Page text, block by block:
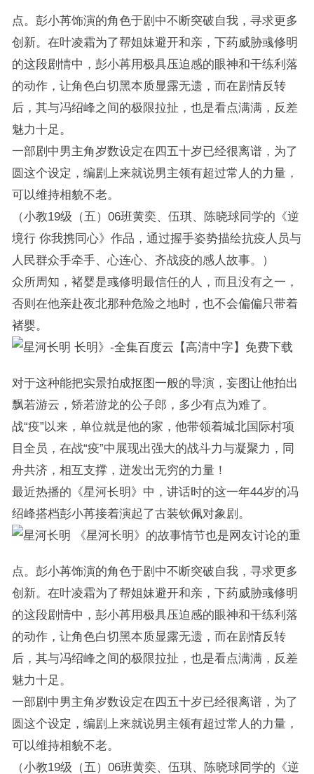
点。彭小苒饰演的角色于剧中不断突破自我，寻求更多
创新。在叶凌霜为了帮姐妹避开和亲，下药威胁彧修明
的这段剧情中，彭小苒用极具压迫感的眼神和干练利落
的动作，让角色白切黑本质显露无遗，而在剧情反转
后，其与冯绍峰之间的极限拉扯，也是看点满满，反差
魅力十足。
一部剧中男主角岁数设定在四五十岁已经很离谱，为了
圆这个设定，编剧上来就说男主领有超过常人的力量，
可以维持相貌不老。
（小教19级（五）06班黄奕、伍琪、陈晓球同学的《逆
境行 你我携同心》作品，通过握手姿势描绘抗疫人员与
人民群众手牵手、心连心、齐战疫的感人故事。）
众所周知，褚婴是彧修明最信任的人，而且没有之一，
否则在他亲赴夜北那种危险之地时，也不会偏偏只带着
褚婴。
长明》-全集百度云【高清中字】免费下载
对于这种能把实景拍成抠图一般的导演，妄图让他拍出
飘若游云，矫若游龙的公子郎，多少有点为难了。
战“疫”以来，单位就是他的家，他带领着城北国际村项
目全员，在战“疫”中展现出强大的战斗力与凝聚力，同
舟共济，相互支撑，迸发出无穷的力量！
最近热播的《星河长明》中，讲话时的这一年44岁的冯
绍峰搭档彭小苒接着演起了古装钦佩对象剧。
《星河长明》的故事情节也是网友讨论的重
点。彭小苒饰演的角色于剧中不断突破自我，寻求更多
创新。在叶凌霜为了帮姐妹避开和亲，下药威胁彧修明
的这段剧情中，彭小苒用极具压迫感的眼神和干练利落
的动作，让角色白切黑本质显露无遗，而在剧情反转
后，其与冯绍峰之间的极限拉扯，也是看点满满，反差
魅力十足。
一部剧中男主角岁数设定在四五十岁已经很离谱，为了
圆这个设定，编剧上来就说男主领有超过常人的力量，
可以维持相貌不老。
（小教19级（五）06班黄奕、伍琪、陈晓球同学的《逆